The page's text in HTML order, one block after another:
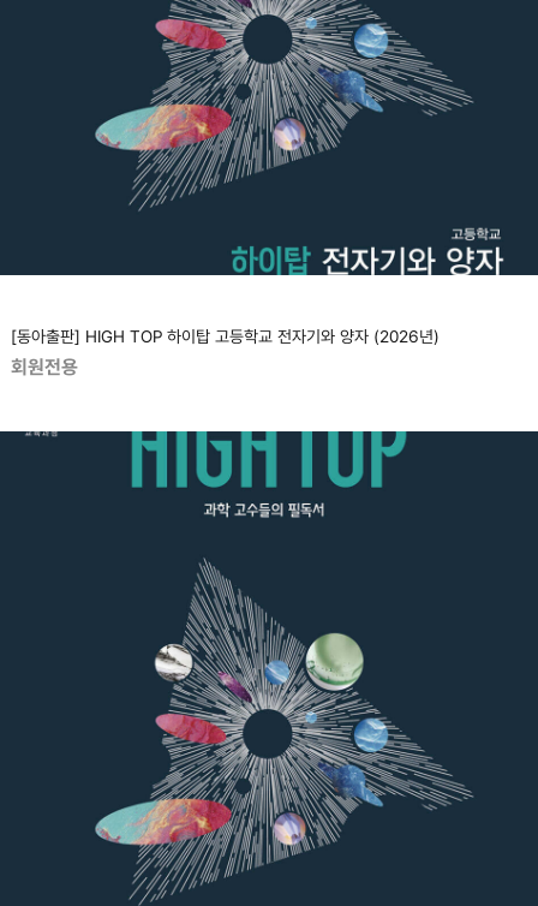
[동아출판] HIGH TOP 하이탑 고등학교 전자기와 양자 (2026년)
회원전용